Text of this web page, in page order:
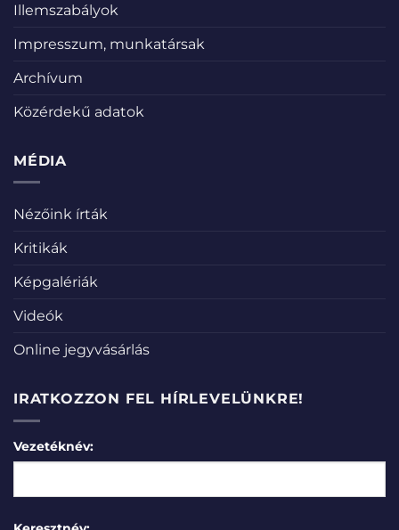
Illemszabályok
Impresszum, munkatársak
Archívum
Közérdekű adatok
MÉDIA
Nézőink írták
Kritikák
Képgalériák
Videók
Online jegyvásárlás
IRATKOZZON FEL HÍRLEVELÜNKRE!
Vezetéknév: